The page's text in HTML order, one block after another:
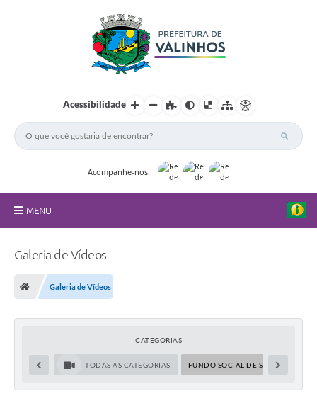
Acessibilidade
Acompanhe-nos:
MENU
Nossa Cidade
Galeria de Vídeos
Galeria de Vídeos
CATEGORIAS
TODAS AS CATEGORIAS FUNDO SOCIAL DE